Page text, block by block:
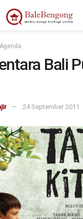
Agenda
Bali
24 September 2011